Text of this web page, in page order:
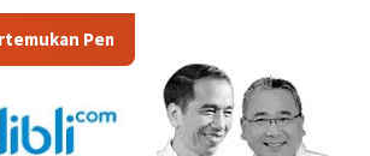
Industri, Investor, Akademisi, dan